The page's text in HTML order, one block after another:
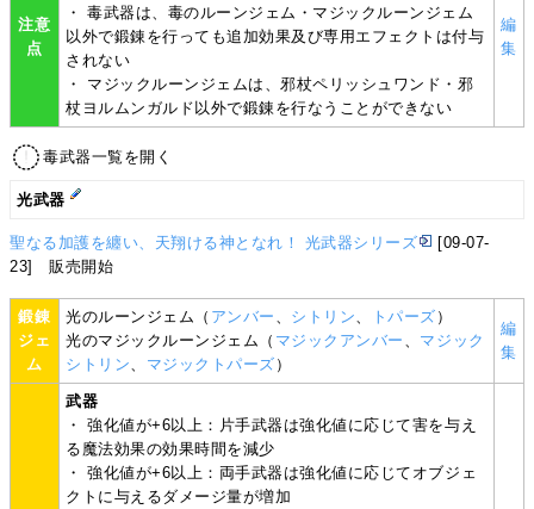
注意
点
・ 毒武器は、毒のルーンジェム・マジックルーンジェム
以外で鍛錬を行っても追加効果及び専用エフェクトは付与
されない
・ マジックルーンジェムは、邪杖ペリッシュワンド・邪
杖ヨルムンガルド以外で鍛錬を行なうことができない
編
集
毒武器一覧を開く
光武器
聖なる加護を纏い、天翔ける神となれ！ 光武器シリーズ
[09-07-
23] 販売開始
鍛錬
ジェ
ム
光のルーンジェム（ アンバー シトリン トパーズ ）
光のマジックルーンジェム（ マジックアンバー
マジック
シトリン
マジックトパーズ ）
編
集
武器
・ 強化値が+6以上：片手武器は強化値に応じて害を与え
る魔法効果の効果時間を減少
・ 強化値が+6以上：両手武器は強化値に応じてオブジェ
クトに与えるダメージ量が増加